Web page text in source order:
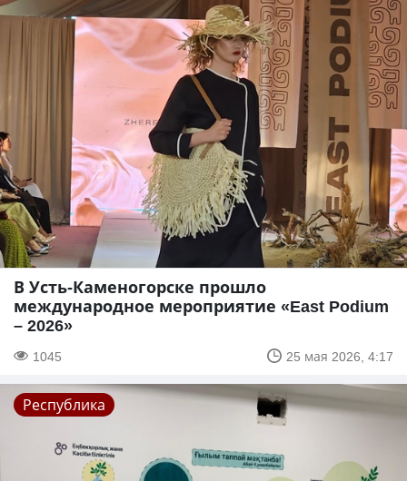
В Усть-Каменогорске прошло
международное мероприятие «East Podium
– 2026»
1045 25 мая 2026, 4:17
Республика